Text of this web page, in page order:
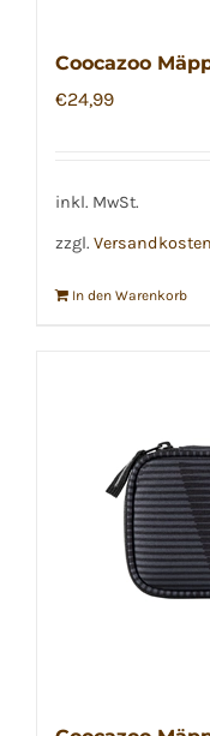
Coocazoo
€24,99
inkl. MwSt.
zzgl. Versandkosten
In den Warenkorb